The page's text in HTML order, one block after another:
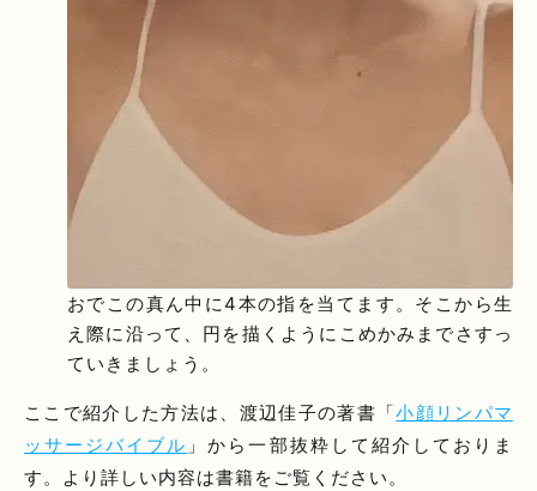
おでこの真ん中に4本の指を当てます。そこから生
え際に沿って、円を描くようにこめかみまでさすっ
ていきましょう。
ここで紹介した方法は、渡辺佳子の著書「小顔リンパマ
ッサージバイブル 」から一部抜粋して紹介しておりま
す。より詳しい内容は書籍をご覧ください。